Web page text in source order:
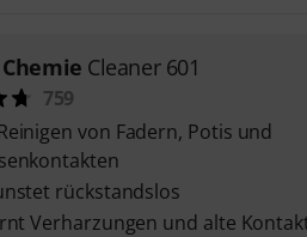
Cleaner 601
759
von Fadern, Potis und
rückstandslos
Verharzungen und alte